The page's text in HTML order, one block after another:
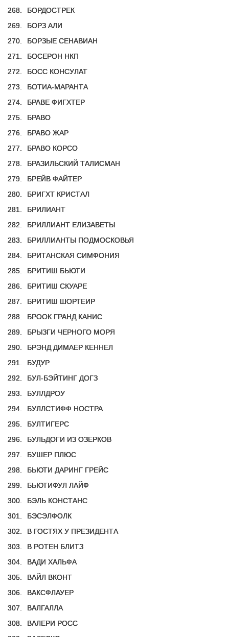
268.
БОРДОСТРЕК
269.
БОРЗ АЛИ
270.
БОРЗЫЕ СЕНАВИАН
271.
БОСЕРОН НКП
272.
БОСС КОНСУЛАТ
273.
БОТИА-МАРАНТА
274.
БРАВЕ ФИГХТЕР
275.
БРАВО
276.
БРАВО ЖАР
277.
БРАВО КОРСО
278.
БРАЗИЛЬСКИЙ ТАЛИСМАН
279.
БРЕЙВ ФАЙТЕР
280.
БРИГХТ КРИСТАЛ
281.
БРИЛИАНТ
282.
БРИЛЛИАНТ ЕЛИЗАВЕТЫ
283.
БРИЛЛИАНТЫ ПОДМОСКОВЬЯ
284.
БРИТАНСКАЯ СИМФОНИЯ
285.
БРИТИШ БЬЮТИ
286.
БРИТИШ СКУАРЕ
287.
БРИТИШ ШОРТЕИР
288.
БРООК ГРАНД КАНИС
289.
БРЫЗГИ ЧЕРНОГО МОРЯ
290.
БРЭНД ДИМАЕР КЕННЕЛ
291.
БУДУР
292.
БУЛ-БЭЙТИНГ ДОГЗ
293.
БУЛЛДРОУ
294.
БУЛЛСТИФФ НОСТРА
295.
БУЛТИГЕРС
296.
БУЛЬДОГИ ИЗ ОЗЕРКОВ
297.
БУШЕР ПЛЮС
298.
БЬЮТИ ДАРИНГ ГРЕЙС
299.
БЬЮТИФУЛ ЛАЙФ
300.
БЭЛЬ КОНСТАНС
301.
БЭСЭЛФОЛК
302.
В ГОСТЯХ У ПРЕЗИДЕНТА
303.
В РОТЕН БЛИТЗ
304.
ВАДИ ХАЛЬФА
305.
ВАЙЛ ВКОНТ
306.
ВАКСФЛАУЕР
307.
ВАЛГАЛЛА
308.
ВАЛЕРИ РОСС